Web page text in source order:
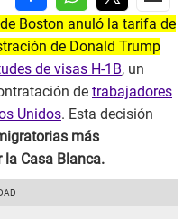
Boston anuló la tarifa de
de Donald Trump
de visas H-1B, un
de trabajadores
Unidos. Esta decisión
más
Casa Blanca.